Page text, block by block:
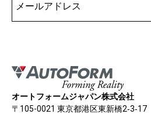
オートフォームジャパン株式会社
〒105-0021 東京都港区東新橋2‐3‐17